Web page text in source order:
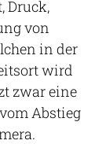
Druck,
von
in der
wird
zwar eine
Abstieg